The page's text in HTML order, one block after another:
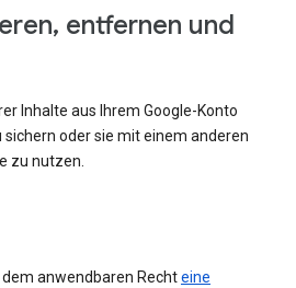
entfernen und
Inhalte aus Ihrem Google-Konto
oder sie mit einem anderen
zu nutzen.
anwendbaren Rechteine